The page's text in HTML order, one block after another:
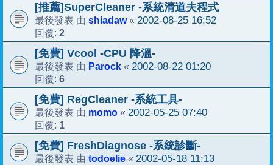
[推薦]SuperCleaner -系統清道夫程式
最後發表 由 shiadaw« 2002-08-25 16:52
回覆: 2
[免費] Vcool -CPU 降溫-
最後發表 由 Parock « 2002-08-22 01:20
回覆: 6
[免費] RegCleaner -系統工具-
最後發表 由 momo « 2002-05-25 07:40
回覆: 1
[免費] FreshDiagnose -系統診斷-
最後發表 由 todoelie « 2002-05-18 11:13